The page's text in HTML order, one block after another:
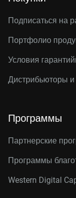
Подписаться на
Портфолио
Условия
Дистрибьюторы
Программы
Партнерские
Программы
Western Digital